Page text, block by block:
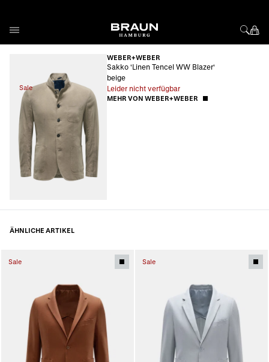
Sale
WEBER+WEBER
Sakko 'Linen Tencel WW Blazer'
beige
Leider nicht verfügbar
MEHR VON WEBER+WEBER
ÄHNLICHE ARTIKEL
Sale Sale